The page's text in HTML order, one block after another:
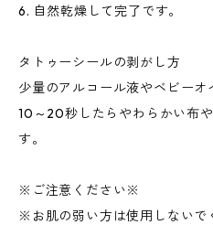
6. 自然乾燥して完了です。
タトゥーシールの剥がし方
少量のアルコール液やベビーオ
10～20秒したらやわらかい布
す。
※ご注意ください※
※お肌の弱い方は使用しないで